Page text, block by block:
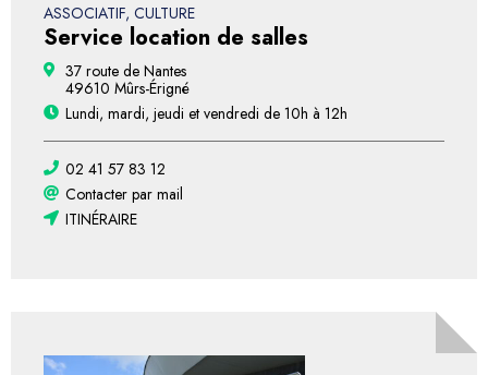
ASSOCIATIF, CULTURE
Service location de salles
37 route de Nantes
49610 Mûrs-Érigné
Lundi, mardi, jeudi et vendredi de 10h à 12h
02 41 57 83 12
Contacter par mail
ITINÉRAIRE